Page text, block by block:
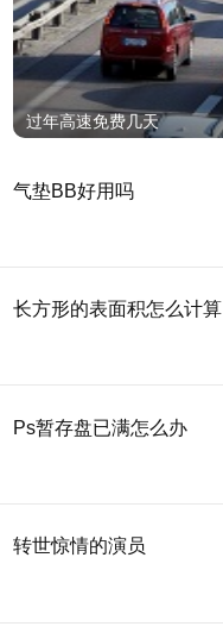
过年高速免费几天
气垫BB好用吗
长方形的表面积怎么计算
Ps暂存盘已满怎么办
转世惊情的演员